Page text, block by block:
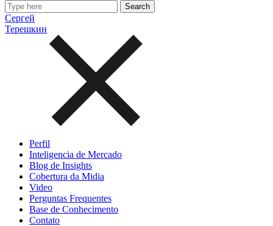
Сергей
Терешкин
Perfil
Inteligencia de Mercado
Blog de Insights
Cobertura da Midia
Video
Perguntas Frequentes
Base de Conhecimento
Contato